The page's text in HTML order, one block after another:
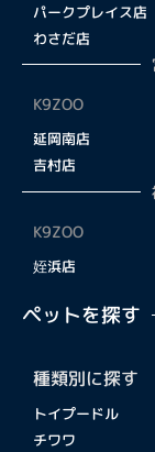
パークプレイス店
わさだ店
K9ZOO
延岡南店
吉村店
K9ZOO
姪浜店
ペットを探す
種類別に探す
トイプードル
チワワ